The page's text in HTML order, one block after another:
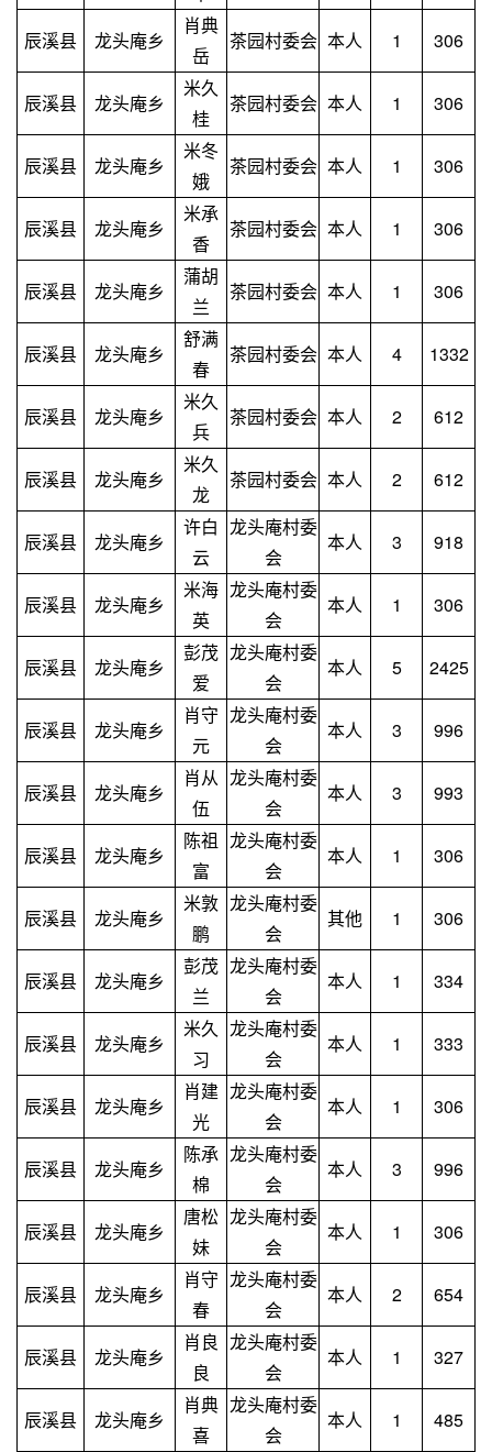
辰溪县 龙头庵乡
肖典
岳
茶园村委会 本人 1 306
辰溪县 龙头庵乡
米久
桂
茶园村委会 本人 1 306
辰溪县 龙头庵乡
米冬
娥
茶园村委会 本人 1 306
辰溪县 龙头庵乡
米承
香
茶园村委会 本人 1 306
辰溪县 龙头庵乡
蒲胡
兰
茶园村委会 本人 1 306
辰溪县 龙头庵乡
舒满
春
茶园村委会 本人 4 1332
辰溪县 龙头庵乡
米久
兵
茶园村委会 本人 2 612
辰溪县 龙头庵乡
米久
龙
茶园村委会 本人 2 612
辰溪县 龙头庵乡
许白
云
龙头庵村委
会
本人 3 918
辰溪县 龙头庵乡
米海
英
龙头庵村委
会
本人 1 306
辰溪县 龙头庵乡
彭茂
爱
龙头庵村委
会
本人 5 2425
辰溪县 龙头庵乡
肖守
元
龙头庵村委
会
本人 3 996
辰溪县 龙头庵乡
肖从
伍
龙头庵村委
会
本人 3 993
辰溪县 龙头庵乡
陈祖
富
龙头庵村委
会
本人 1 306
辰溪县 龙头庵乡
米敦
鹏
龙头庵村委
会
其他 1 306
辰溪县 龙头庵乡
彭茂
兰
龙头庵村委
会
本人 1 334
辰溪县 龙头庵乡
米久
习
龙头庵村委
会
本人 1 333
辰溪县 龙头庵乡
肖建
光
龙头庵村委
会
本人 1 306
辰溪县 龙头庵乡
陈承
棉
龙头庵村委
会
本人 3 996
辰溪县 龙头庵乡
唐松
妹
龙头庵村委
会
本人 1 306
辰溪县 龙头庵乡
肖守
春
龙头庵村委
会
本人 2 654
辰溪县 龙头庵乡
肖良
良
龙头庵村委
会
本人 1 327
辰溪县 龙头庵乡
肖典
喜
龙头庵村委
会
本人 1 485